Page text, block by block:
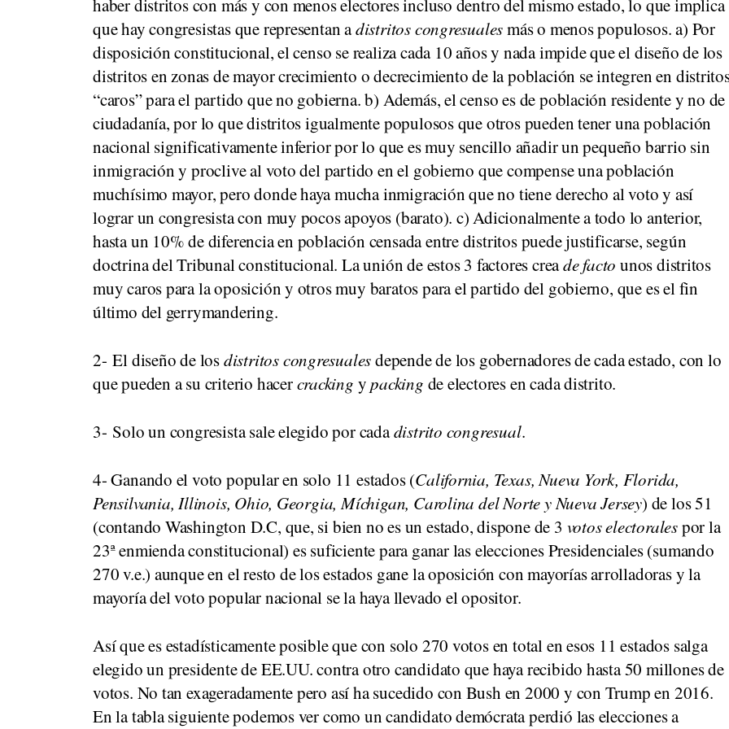
haber distritos con más y con menos electores incluso dentro del mismo estado, lo que implica
que hay congresistas que representan adistritos congresualesmás o menos populosos. a) Por
disposición constitucional, el censo se realiza cada 10 años y nada impide que el diseño de los
distritos en zonas de mayor crecimiento o decrecimiento de la población se integren en
“caros” para el partido que no gobierna. b) Además, el censo es de población residente y no de
ciudadanía, por lo que distritos igualmente populosos que otros pueden tener una población
nacional significativamente inferior por lo que es muy sencillo añadir un pequeño barrio sin
inmigración y proclive al voto del partido en el gobierno que compense una población
muchísimo mayor, pero donde haya mucha inmigración que no tiene derecho al voto y así
lograr un congresista con muy pocos apoyos (barato). c) Adicionalmente a todo lo anterior,
hasta un 10% de diferencia en población censada entre distritos puede justificarse, según
doctrina del Tribunal constitucional. La unión de estos 3 factores creade facto unos distritos
muy caros para la oposición y otros muy baratos para el partido del gobierno, que es el fin
último del gerrymandering.
2- El diseño de losdistritos congresualesdepende de los gobernadores de cada estado, con lo
que pueden a su criterio hacercracking ypacking de electores en cada distrito.
3- Solo un congresista sale elegido por cadadistrito congresual.
4- Ganando el voto popular en solo 11 estados (California, Texas, Nueva York, Florida,
Pensilvania, Illinois, Ohio, Georgia, Míchigan, Carolina del Norte y Nueva Jersey) de los 51
(contando Washington D.C, que, si bien no es un estado, dispone de 3 votos electoralespor la
23ª enmienda constitucional) es suficiente para ganar las elecciones Presidenciales (sumando
270 v.e.) aunque en el resto de los estados gane la oposición con mayorías arrolladoras y la
mayoría del voto popular nacional se la haya llevado el opositor.
Así que es estadísticamente posible que con solo 270 votos en total en esos 11 estados salga
elegido un presidente de EE.UU. contra otro candidato que haya recibido hasta 50 millones de
votos. No tan exageradamente pero así ha sucedido con Bush en 2000 y con Trump en 2016.
En la tabla siguiente podemos ver como un candidato demócrata perdió las elecciones a